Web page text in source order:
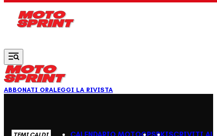
ABBONATI ORALEGGI LA RIVISTA